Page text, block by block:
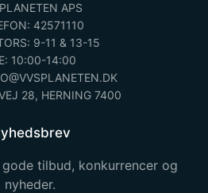
APS
42571110
9-11 & 13-15
10:00-14:00
28, HERNING 7400
tilbud, konkurrencer og
nyheder.